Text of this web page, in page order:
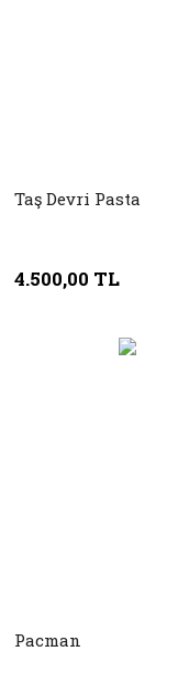
Taş Devri Pasta
4.500,00 TL
Pacman